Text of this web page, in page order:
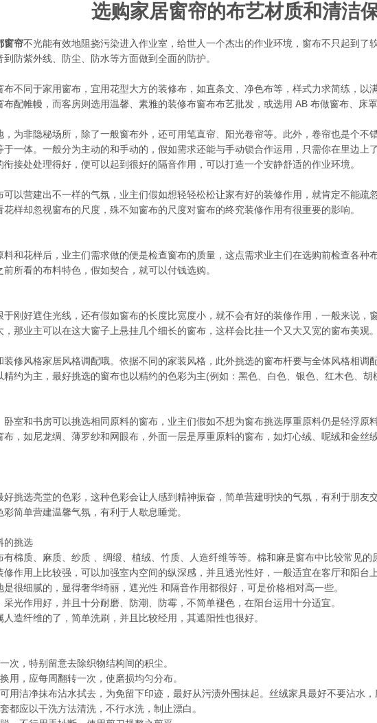
选购家居窗帘的布艺材质和清洁
窗帘不光能有效地阻挠污染进入作业室，给世人一个杰出的作业环境，窗布不只起到了
防紫外线、防尘、防水等方面做到全面的防护。
布不同于家用窗布，宜用花型大方的装修布，如直条文、净色布等，样式力求简练，以
布配帷幔，而客房则选用温馨、素雅的装修布窗布布艺批发，或选用 AB 布做窗布、床
，为非隐秘场所，除了一般窗布外，还可用笔直帘、阳光卷帘等。此外，卷帘也是个不
于一体。一般分为主动的和手动的，假如需求还能与手动锁合作运用，只需你在里边上
接处处理得好，便可以起到很好的隔音作用，可以打造一个安静舒适的作业环境。
可以营建出不一样的气氛，业主们假如想轻轻松松让家有好的装修作用，就肯定不能疏
样却忽视窗布的尺度，殊不知窗布的尺度对窗布的终究装修作用有很重要的影响。
料和花样后，业主们需求做的便是检查窗布的质量，这点需求业主们在选购前检查各种
所看的布料特色，假如契合，就可以付钱选购。
于刚好遮住光线，还有假如窗布的长度比宽度小，就不会有好的装修作用，一般来说，
，那业主可以在这大窗子上悬挂几个细长的窗布，这样会比挂一个又大又宽的窗布美观
装修风格家居风格调配哦。依据不同的家装风格，此外挑选的窗布杆要与全体风格相调
约为主，最好挑选的窗布也以精约的色彩为主(例如：黑色、白色、银色、红木色、胡
卧室和书房可以挑选相同原料的窗布，业主们假如不想为窗布挑选厚重原料仍是轻浮原
布，如尼龙绸、薄罗纱和网眼布，外面一层是厚重原料的窗布，如灯心绒、呢绒和金丝
好挑选亮堂的色彩，这种色彩会让人感到精神振奋，简单营建明快的气氛，有利于朋友
简单营建温馨气氛，有利于人歇息睡觉。
的挑选
有棉质、麻质、纱质 、绸缎、植绒、竹质、人造纤维等等。棉和麻是窗布中比较常见的
作用上比较强，可以加强室内空间的纵深感，并且透光性好，一般适宜在客厅和阳台上
很细腻的，显得奢华绮丽，遮光性 和隔音作用都很好，可是价格相对高一些。
光作用好，并且十分耐磨、防潮、防霉，不简单褪色，在阳台运用十分适宜。
人造纤维的了，简单洗刷，并且比较经用，其遮阳性也很好。
次，特别留意去除织物结构间的积尘。
用，应每周翻转一次，使磨损均匀分布。
用洁净抹布沾水拭去，为免留下印迹，最好从污渍外围抹起。丝绒家具最好不要沾水，
都应以干洗方法清洗，不行水洗，制止漂白。